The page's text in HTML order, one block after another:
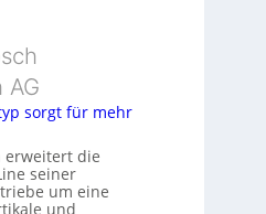
n
u
d
Z
u
k
m
b
n
i
AG
sorgt für mehr
erweitert die
seiner
um eine
und